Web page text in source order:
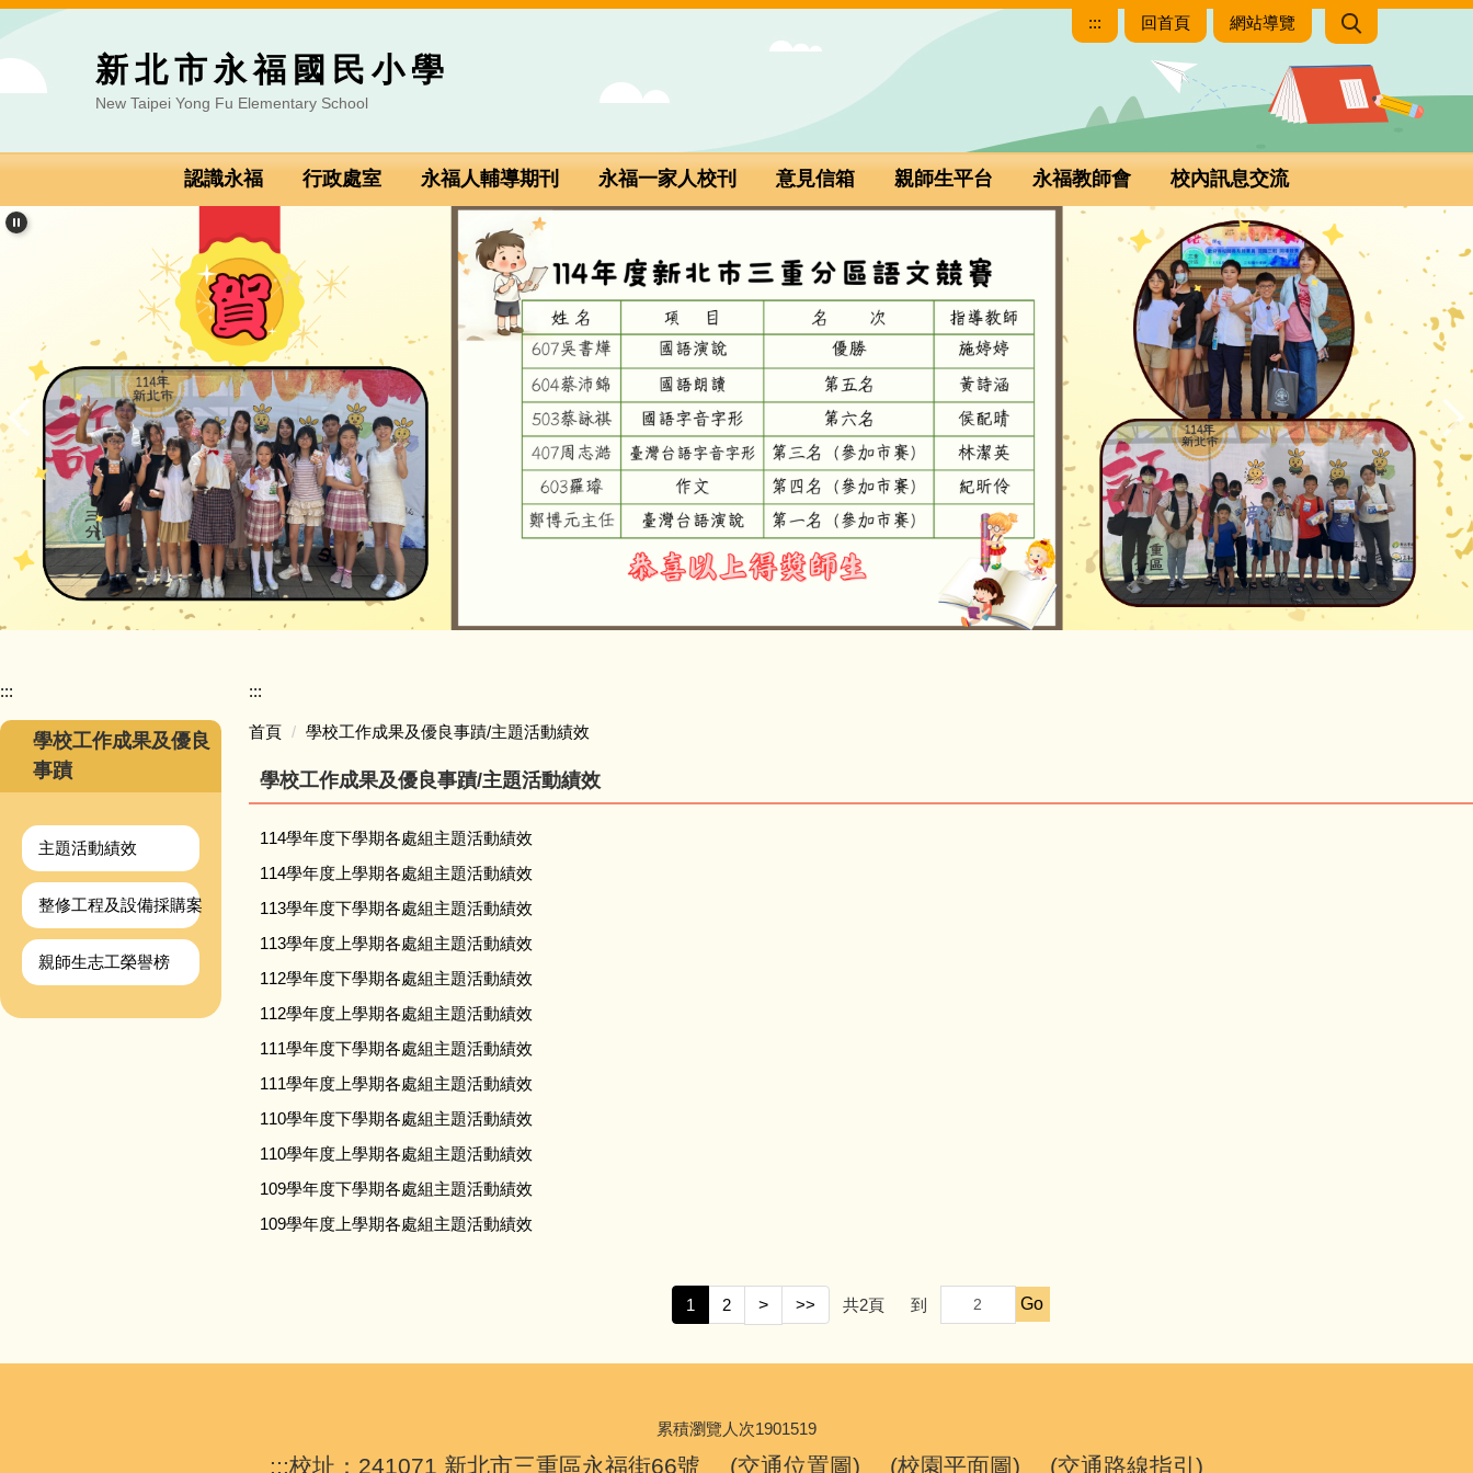
跳到主要內容區
新北市永福國民小學
New Taipei Yong Fu Elementary School
::: 回首頁 網站導覽
認識永福 行政處室 永福人輔導期刊 永福一家人校刊 意見信箱 親師生平台 永福教師會 校內訊息交流
:::
學校工作成果及優良
事蹟
主題活動績效
整修工程及設備採購案
親師生志工榮譽榜
:::
首頁 學校工作成果及優良事蹟/主題活動績效
學校工作成果及優良事蹟/主題活動績效
114學年度下學期各處組主題活動績效
114學年度上學期各處組主題活動績效
113學年度下學期各處組主題活動績效
113學年度上學期各處組主題活動績效
112學年度下學期各處組主題活動績效
112學年度上學期各處組主題活動績效
111學年度下學期各處組主題活動績效
111學年度上學期各處組主題活動績效
110學年度下學期各處組主題活動績效
110學年度上學期各處組主題活動績效
109學年度下學期各處組主題活動績效
109學年度上學期各處組主題活動績效
1 2 > >> 共2頁 到 Go
累積瀏覽人次1901519
:::校址：241071 新北市三重區永福街66號 (交通位置圖) (校園平面圖) (交通路線指引 )